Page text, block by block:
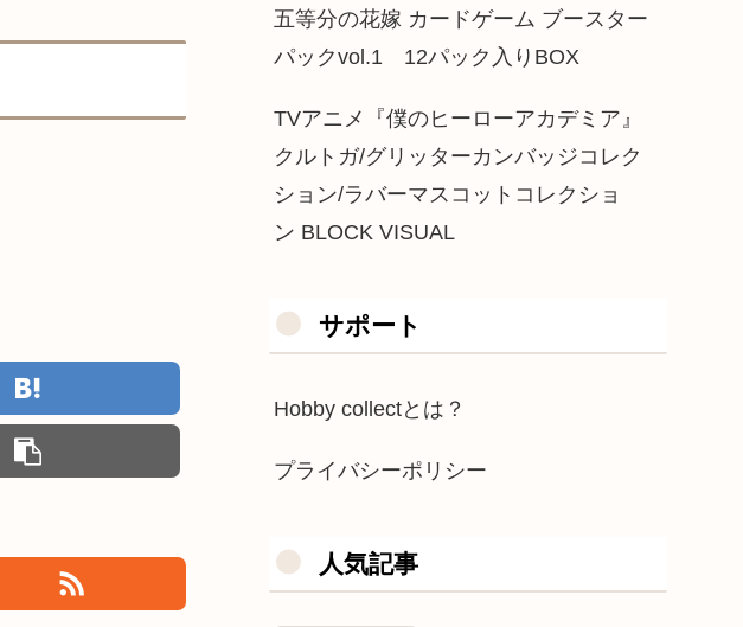
五等分の花嫁 カードゲーム ブースター
パックvol.1 12パック入りBOX
TVアニメ『僕のヒーローアカデミア』
クルトガ/グリッターカンバッジコレク
ション/ラバーマスコットコレクショ
ン BLOCK VISUAL
サポート
Hobby collectとは？
プライバシーポリシー
人気記事